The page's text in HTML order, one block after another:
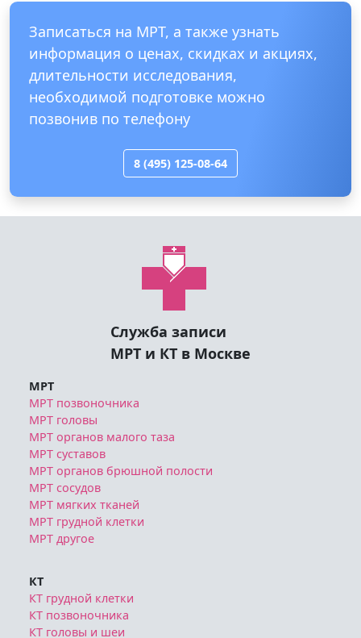
Записаться на МРТ, а также узнать
информация о ценах, скидках и акциях,
длительности исследования,
необходимой подготовке можно
позвонив по телефону
8 (495) 125-08-64
Служба записи
МРТ и КТ в Москве
МРТ
МРТ позвоночника
МРТ головы
МРТ органов малого таза
МРТ суставов
МРТ органов брюшной полости
МРТ сосудов
МРТ мягких тканей
МРТ грудной клетки
МРТ другое
КТ
КТ грудной клетки
КТ позвоночника
КТ головы и шеи